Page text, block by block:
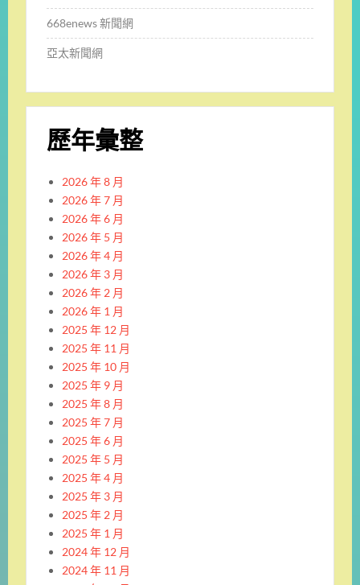
668enews 新聞網
亞太新聞網
歷年彙整
2026 年 8 月
2026 年 7 月
2026 年 6 月
2026 年 5 月
2026 年 4 月
2026 年 3 月
2026 年 2 月
2026 年 1 月
2025 年 12 月
2025 年 11 月
2025 年 10 月
2025 年 9 月
2025 年 8 月
2025 年 7 月
2025 年 6 月
2025 年 5 月
2025 年 4 月
2025 年 3 月
2025 年 2 月
2025 年 1 月
2024 年 12 月
2024 年 11 月